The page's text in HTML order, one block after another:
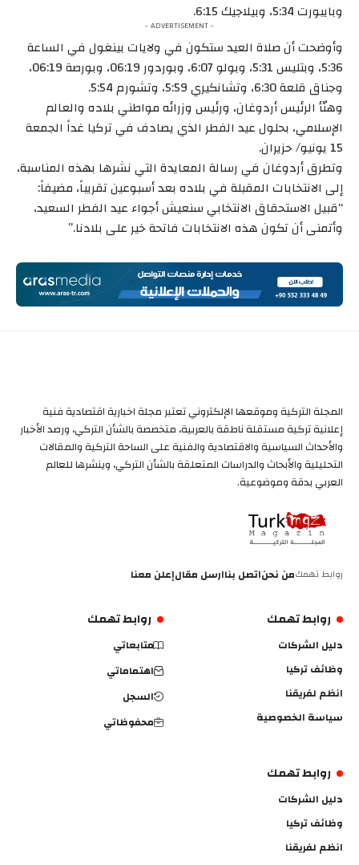
وبايبورت 5:34، وبيلاجيك 6:15.
- ADVERTISEMENT -
وأوضحت أن صلاة العيد ستكون في ولايات بينغول في الساعة
5:36، وبتليس 5:31، وبولو 6:07، وبوردور 06:19، وبورصة 06:19،
وجناق قلعة 6:30، وتشانكيري 5:59، وتشورم 5:54.
وهنّأ الرئيس أردوغان، ورئيس وزرائه مواطني بلاده والعالم
الإسلامي، بحلول عيد الفطر الذي يصادف في تركيا غداً الجمعة
15 يونيو/ حزيران.
وتطرق أردوغان في رسالة المعايدة التي نشرها بهذه المناسبة،
إلى الانتخابات المقبلة في بلاده بعد أسبوعين تقريباً، مضيفاً:
“قبيل الاستحقاق الانتخابي سنعيش أجواء عيد الفطر السعيد،
وأتمنى أن تكون هذه الانتخابات فاتحة خير على بلادنا.”
المجلة التركية وموقعها الإلكتروني تعتبر مجلة اخبارية اقتصادية فنية
إعلانية تركية مستقلة ناطقة بالعربية، متخصصة بالشأن التركي، ورصد الأخبار
والأحداث السياسية والاقتصادية والفنية على الساحة التركية والمقالات
التحليلية والأبحاث والدراسات المتعلقة بالشأن التركي، وينشرها للعالم
العربي بدقة وموضوعية.
روابط تهمكمن نحناتصل بناارسل مقالإعلن معنا
روابط تهمك
دليل الشركات
وظائف تركيا
انظم لفريقنا
سياسة الخصوصية
روابط تهمك
متابعاتي
اهتماماتي
السجل
محفوظاتي
روابط تهمك
دليل الشركات
وظائف تركيا
انظم لفريقنا